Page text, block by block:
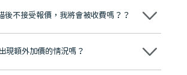
業領袖品牌」，是諾貝爾種植系統全球放心植牙中
個國家和地區的顧客，受到粵港澳大灣區及周邊城
價及信任推薦 珠海、深圳設有八大分院，香港亦設
心，有任何問題都可以隨時預約免費咨詢，讓人十
後不接受報價，我將會被收費嗎？？
際服務之前，你不會被收取任何費用。
現額外加價的情況嗎？
詳細說明治療方案及對應的價錢，顧客同意並簽字